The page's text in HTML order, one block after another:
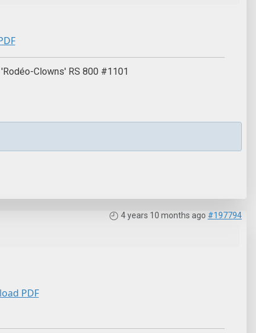
Clowns' RS 800 #1101
4 years 10 months ago #197794
PDF